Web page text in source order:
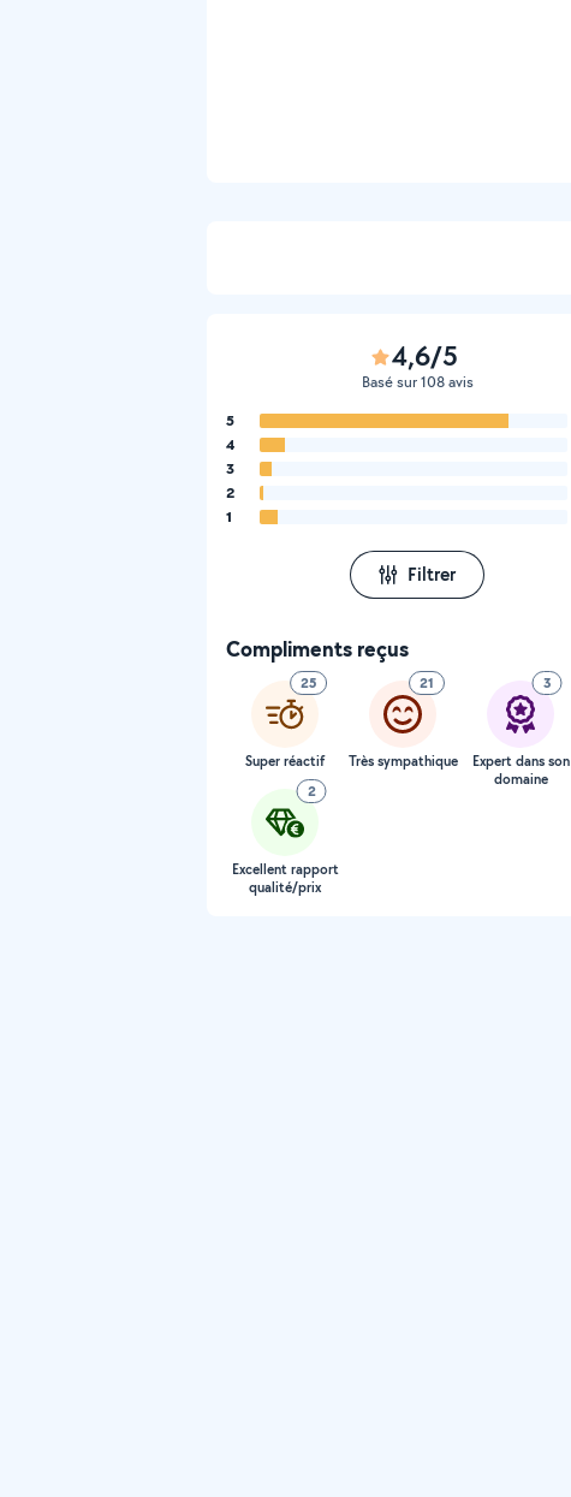
4,6/5
Basé sur 108 avis
5
4
3
2
1
Filtrer
Compliments reçus
25
Super réactif
21
Très sympathique
3
Expert dans son
domaine
2
Excellent rapport
qualité/prix